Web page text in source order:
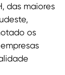
das maiores
os